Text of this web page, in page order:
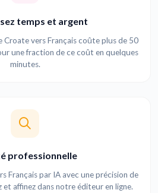
temps et argent
Croate vers Français coûte plus de 50
une fraction de ce coût en quelques
minutes.
professionnelle
Français par IA avec une précision de
et affinez dans notre éditeur en ligne.